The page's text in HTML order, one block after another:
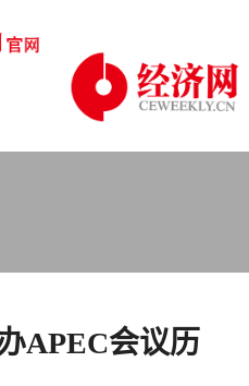
APEC会议历